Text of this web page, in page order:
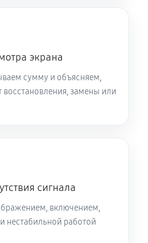
экрана
сумму и объясняем,
восстановления, замены или
сигнала
включением,
нестабильной работой